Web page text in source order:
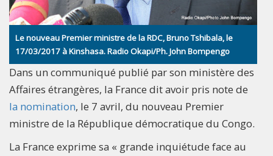
Le nouveau Premier ministre de la RDC, Bruno Tshibala, le
17/03/2017 à Kinshasa. Radio Okapi/Ph. John Bompengo
Dans un communiqué publié par son ministère des
Affaires étrangères, la France dit avoir pris note de
la nomination, le 7 avril, du nouveau Premier
ministre de la République démocratique du Congo.
La France exprime sa « grande inquiétude face au